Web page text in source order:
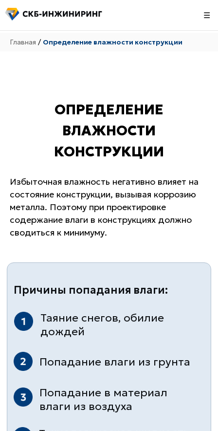
☰
Главная / Определение влажности конструкции
КОНСТРУКЦИИ
Избыточная влажность негативно влияет на
состояние конструкции, вызывая коррозию
металла. Поэтому при проектировке
содержание влаги в конструкциях должно
сводиться к минимуму.
Причины попадания влаги:
используемая в создание
материалов
влаги из воздуха
Таяние снегов, обилие
дождей
Вода попадает как при
эксплуатации. Большое влияние на
влажность конструкции имеют
внешние факторы: протекание